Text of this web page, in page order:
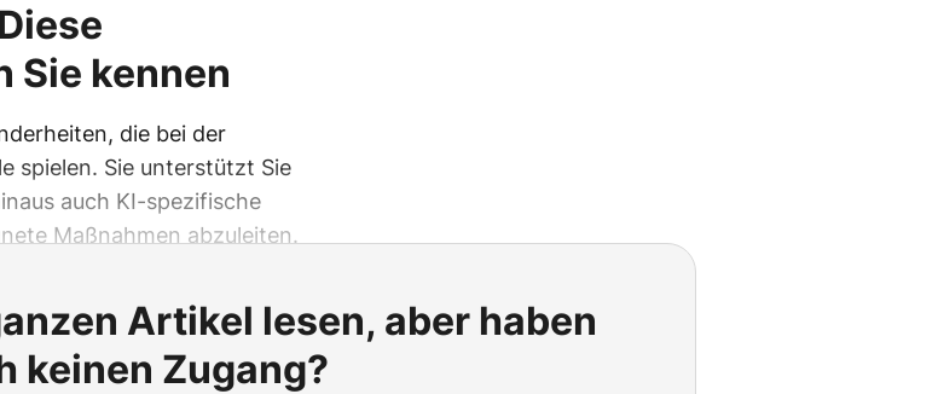
Sie kennen
die bei der
spielen. Sie unterstützt Sie
auch KI-spezifische
Maßnahmen abzuleiten.
Artikel lesen, aber haben
keinen Zugang?